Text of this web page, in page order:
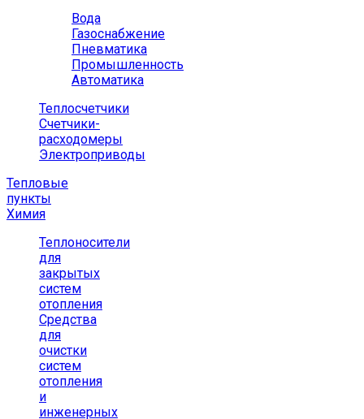
Вода
Газоснабжение
Пневматика
Промышленность
Автоматика
Теплосчетчики
Счетчики-
расходомеры
Электроприводы
Тепловые
пункты
Химия
Теплоносители
для
закрытых
систем
отопления
Средства
для
очистки
систем
отопления
и
инженерных